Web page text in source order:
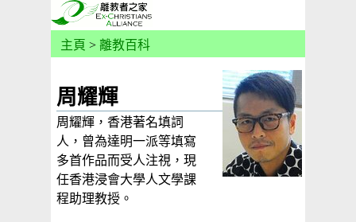
主頁 > 離教百科
周耀輝
周耀輝，香港著名填詞
人，曾為達明一派等填寫
多首作品而受人注視，現
任香港浸會大學人文學課
程助理教授。